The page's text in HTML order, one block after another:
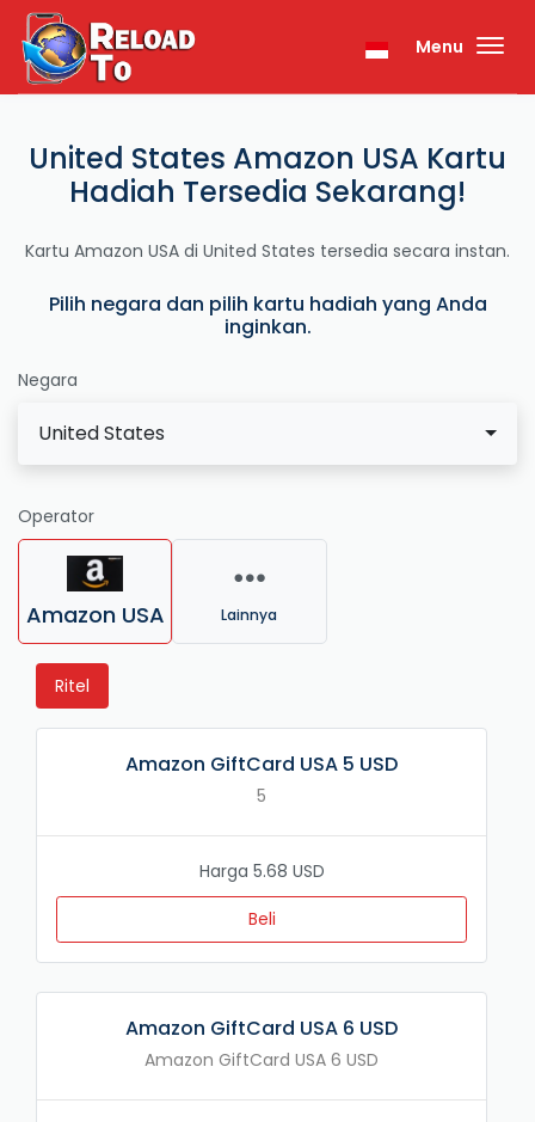
Menu
United States Amazon USA Kartu
Hadiah Tersedia Sekarang!
Kartu Amazon USA di United States tersedia secara instan.
Pilih negara dan pilih kartu hadiah yang Anda
inginkan.
Negara
United States
Operator
Amazon USA Lainnya
Ritel
Amazon GiftCard USA 5 USD
5
Harga 5.68 USD
Beli
Amazon GiftCard USA 6 USD
Amazon GiftCard USA 6 USD